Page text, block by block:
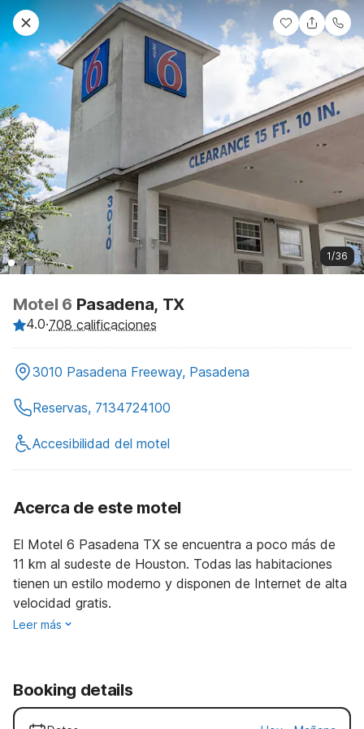
1/36
Motel 6 Pasadena, TX
4.0·708 calificaciones
3010 Pasadena Freeway, Pasadena
Reservas, 7134724100
Accesibilidad del motel
Acerca de este motel
El Motel 6 Pasadena TX se encuentra a poco más de
11 km al sudeste de Houston. Todas las habitaciones
tienen un estilo moderno y disponen de Internet de alta
velocidad gratis.
Leer más
Booking details